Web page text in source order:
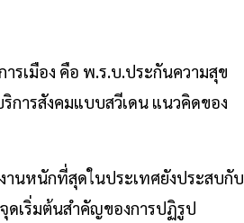
รเมือง คือ พ.ร.บ.ประกันความสุข
ารสังคมแบบสวีเดน แนวคิดของ
านหนักที่สุดในประเทศยังประสบกับ
ดเริ่มต้นสำคัญของการปฏิรูป